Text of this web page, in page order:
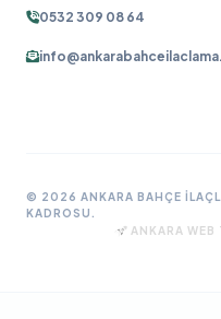
0532 309 08 64
© 2026 ANKARA BAHÇE
KADROSU.
ANKARA WEB